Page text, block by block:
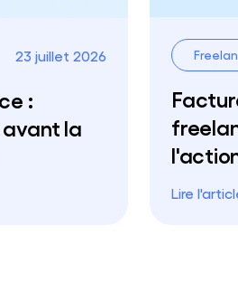
23 juillet 2026
:
la
Lire